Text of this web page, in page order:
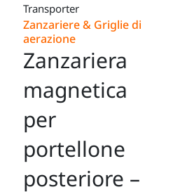
Transporter
Zanzariere & Griglie di
aerazione
Zanzariera
magnetica
per
portellone
posteriore –